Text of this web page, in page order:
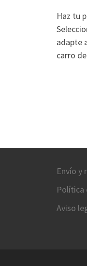
Haz tu
adapte
carro
Envío y
Política
Aviso